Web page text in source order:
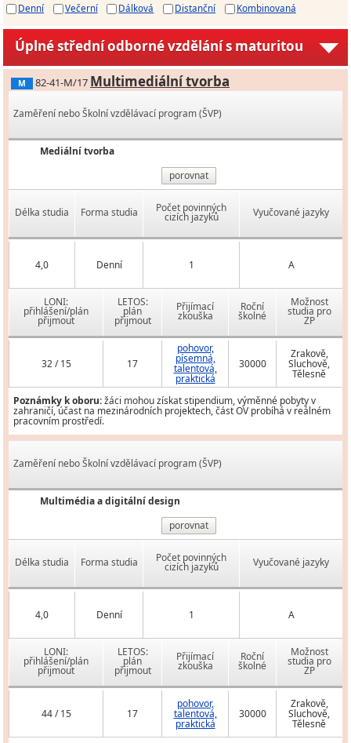
Denní
Večerní Dálková Distanční Kombinovaná
Úplné střední odborné vzdělání s maturitou
M 82-41-M/17 Multimediální tvorba
Zaměření nebo Školní vzdělávací program (ŠVP)
Mediální tvorba
porovnat
Délka studia Forma studia Počet povinných
cizích jazyků Vyučované jazyky
4,0 Denní 1 A
LONI:
přihlášení/plán
přijmout
LETOS:
plán
přijmout
Přijímací
zkouška
Roční
školné
Možnost
studia pro
ZP
32 / 15 17
pohovor,
písemná,
talentová,
praktická
30000
Zrakově,
Sluchově,
Tělesně
Poznámky k oboru:žáci mohou získat stipendium, výměnné pobyty v
zahraničí, účast na mezinárodních projektech, část OV probíhá v reálném
pracovním prostředí.
Zaměření nebo Školní vzdělávací program (ŠVP)
Multimédia a digitální design
porovnat
Délka studia Forma studia Počet povinných
cizích jazyků Vyučované jazyky
4,0 Denní 1 A
LONI:
přihlášení/plán
přijmout
LETOS:
plán
přijmout
Přijímací
zkouška
Roční
školné
Možnost
studia pro
ZP
44 / 15 17
pohovor,
talentová,
praktická
30000
Zrakově,
Sluchově,
Tělesně